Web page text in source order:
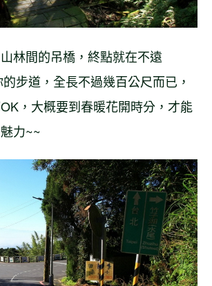
林間的吊橋，終點就在不遠
步道，全長不過幾百公尺而已，
，大概要到春暖花開時分，才能
力~~